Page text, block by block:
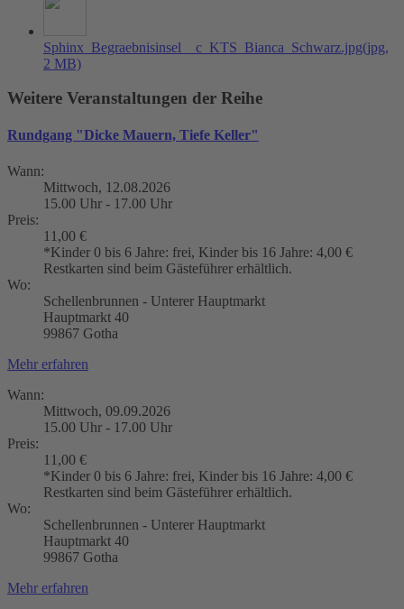
Sphinx_Begraebnisinsel__c_KTS_Bianca_Schwarz.jpg(jpg,
2 MB)
Weitere Veranstaltungen der Reihe
Rundgang "Dicke Mauern, Tiefe Keller"
Wann:
Mittwoch, 12.08.2026
15.00 Uhr - 17.00 Uhr
Preis:
11,00 €
*Kinder 0 bis 6 Jahre: frei, Kinder bis 16 Jahre: 4,00 €
Restkarten sind beim Gästeführer erhältlich.
Wo:
Schellenbrunnen - Unterer Hauptmarkt
Hauptmarkt 40
99867 Gotha
Mehr erfahren
Wann:
Mittwoch, 09.09.2026
15.00 Uhr - 17.00 Uhr
Preis:
11,00 €
*Kinder 0 bis 6 Jahre: frei, Kinder bis 16 Jahre: 4,00 €
Restkarten sind beim Gästeführer erhältlich.
Wo:
Schellenbrunnen - Unterer Hauptmarkt
Hauptmarkt 40
99867 Gotha
Mehr erfahren